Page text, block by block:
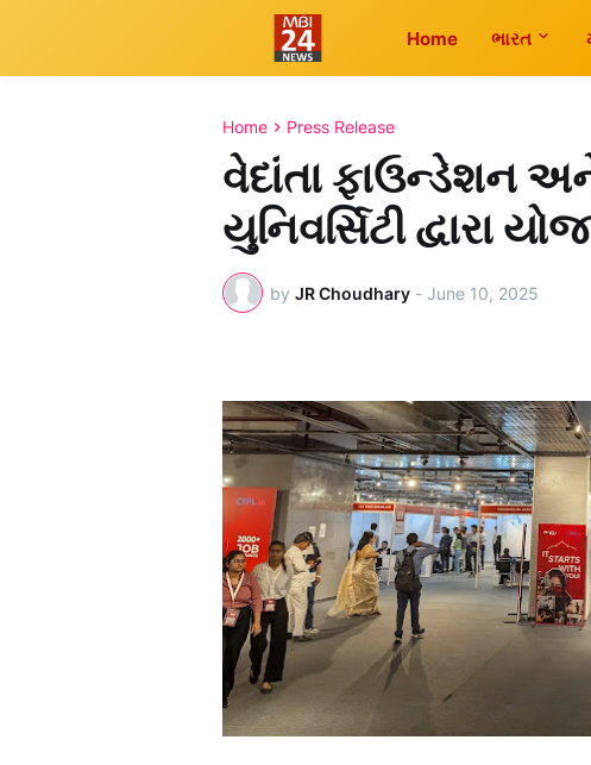
Home ભારત
Home Press Release
વેદાંતા ફાઉન્ડેશન
યુનિવર્સિટી દ્વારા
by JR Choudhary - June 10, 2025